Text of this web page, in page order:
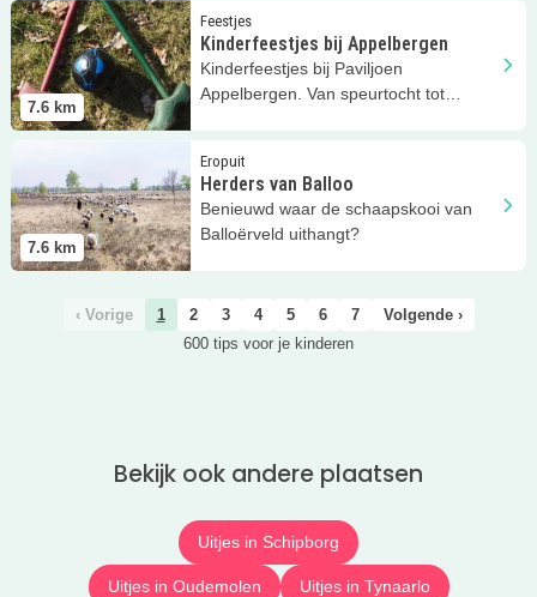
7.6 km
Feestjes
Kinderfeestjes bij Appelbergen
Kinderfeestjes bij Paviljoen
Appelbergen. Van speurtocht tot
Lees meer Kinderfeestjes bij Appelbergen
7.6 km
Eropuit
Herders van Balloo
Benieuwd waar de schaapskooi van
Balloërveld uithangt?
Herders van Balloo
‹ Vorige 1 2 3 4 5 6 7
Volgende ›
600 tips voor je kinderen
Bekijk ook andere plaatsen
Uitjes in Schipborg
Uitjes in Oudemolen Uitjes in Tynaarlo